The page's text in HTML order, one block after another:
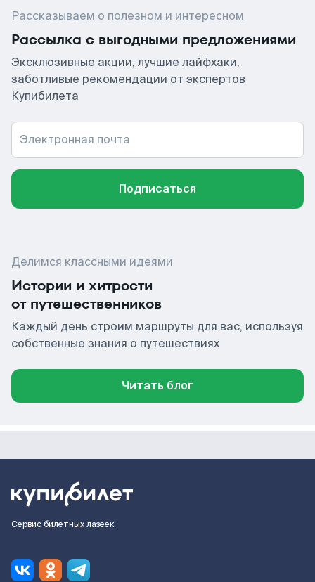
Рассказываем о полезном и интересном
Рассылка с выгодными предложениями
Эксклюзивные акции, лучшие лайфхаки,
заботливые рекомендации от экспертов
Купибилета
Электронная почта
Подписаться
Делимся классными идеями
Истории и хитрости
от путешественников
Каждый день строим маршруты для вас, используя
собственные знания о путешествиях
Читать блог
Сервис билетных лазеек